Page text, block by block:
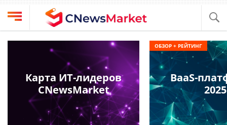
Выбрать
провайдера
Компании
CNews
Конференции
Техника
Карта ИТ-лидеров
CNewsMarket
BaaS-
2025
ОБЗОР + РЕЙТИНГ